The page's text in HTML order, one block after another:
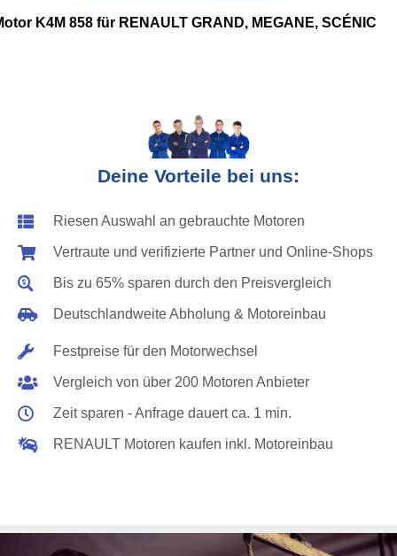
K4M 858 für RENAULT GRAND, MEGANE, SCÉNIC
Deine Vorteile bei uns:
Riesen Auswahl an gebrauchte Motoren
Vertraute und verifizierte Partner und Online-Shops
Bis zu 65% sparen durch den Preisvergleich
Deutschlandweite Abholung & Motoreinbau
Festpreise für den Motorwechsel
Vergleich von über 200 Motoren Anbieter
Zeit sparen - Anfrage dauert ca. 1 min.
RENAULT Motoren kaufen inkl. Motoreinbau